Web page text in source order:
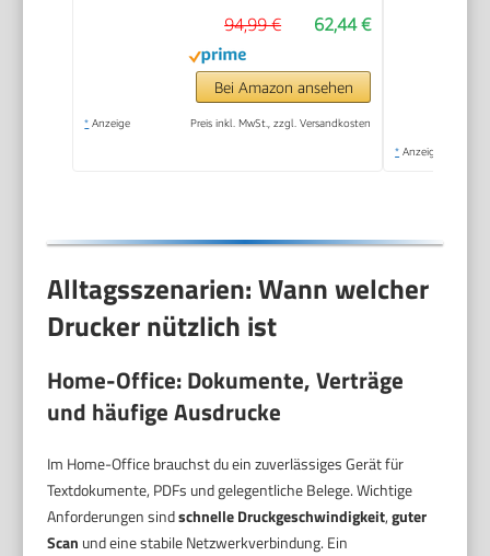
62,44 €
94,99 €
Bei Amazon ansehen
* Anzeige Preis inkl. MwSt., zzgl. Versandkosten
* Anzeige
Alltagsszenarien: Wann welcher
Drucker nützlich ist
Home-Office: Dokumente, Verträge
und häufige Ausdrucke
Im Home-Office brauchst du ein zuverlässiges Gerät für
Textdokumente, PDFs und gelegentliche Belege. Wichtige
Anforderungen sindschnelle Druckgeschwindigkeit,guter
Scan und eine stabile Netzwerkverbindung. Ein